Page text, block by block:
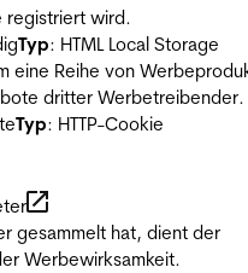
registriert wird.
Typ: HTML Local Storage
eine Reihe von
dritter Werbetreibender.
Typ: HTTP-Cookie
gesammelt hat, dient der
Werbewirksamkeit.